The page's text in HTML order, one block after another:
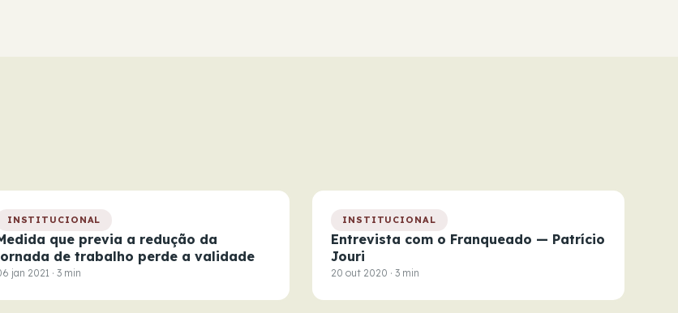
INSTITUCIONAL
que previa a redução da
de trabalho perde a validade
jan 2021 · 3 min
INSTITUCIONAL
Entrevista com o Franqueado — Patrício
Jouri
20 out 2020 · 3 min